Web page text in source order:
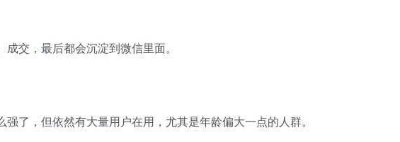
交，最后都会沉淀到微信里面。
了，但依然有大量用户在用，尤其是年龄偏大一点的人群。